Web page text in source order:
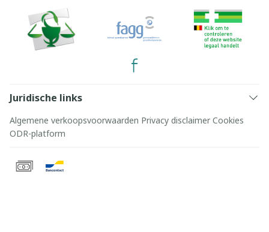
Juridische links
Algemene verkoopsvoorwaarden Privacy disclaimer Cookies
ODR-platform